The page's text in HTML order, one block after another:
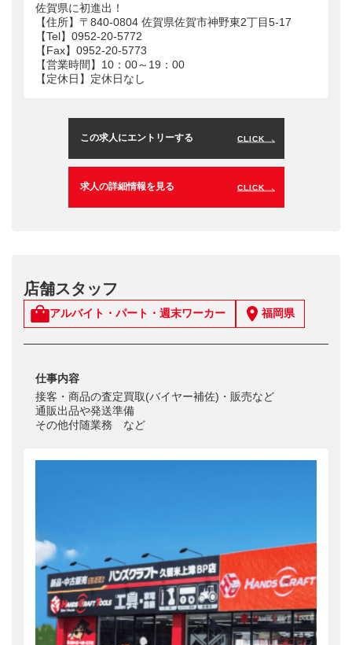
佐賀県に初進出！
【住所】〒840-0804 佐賀県佐賀市神野東2丁目5-17
【Tel】0952-20-5772
【Fax】0952-20-5773
【営業時間】10：00～19：00
【定休日】定休日なし
この求人にエントリーする CLICK
求人の詳細情報を見る CLICK
店舗スタッフ
アルバイト・パート・週末ワーカー 福岡県
仕事内容
接客・商品の査定買取(バイヤー補佐)・販売など
通販出品や発送準備
その他付随業務 など